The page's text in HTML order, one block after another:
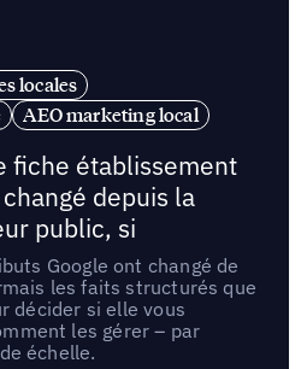
locales
AEO marketing local
fiche établissement
depuis la
public, si
Google ont changé de
les faits structurés que
décider si elle vous
les gérer – par
échelle.